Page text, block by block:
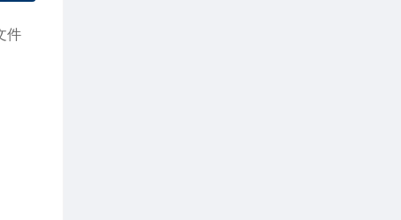
件